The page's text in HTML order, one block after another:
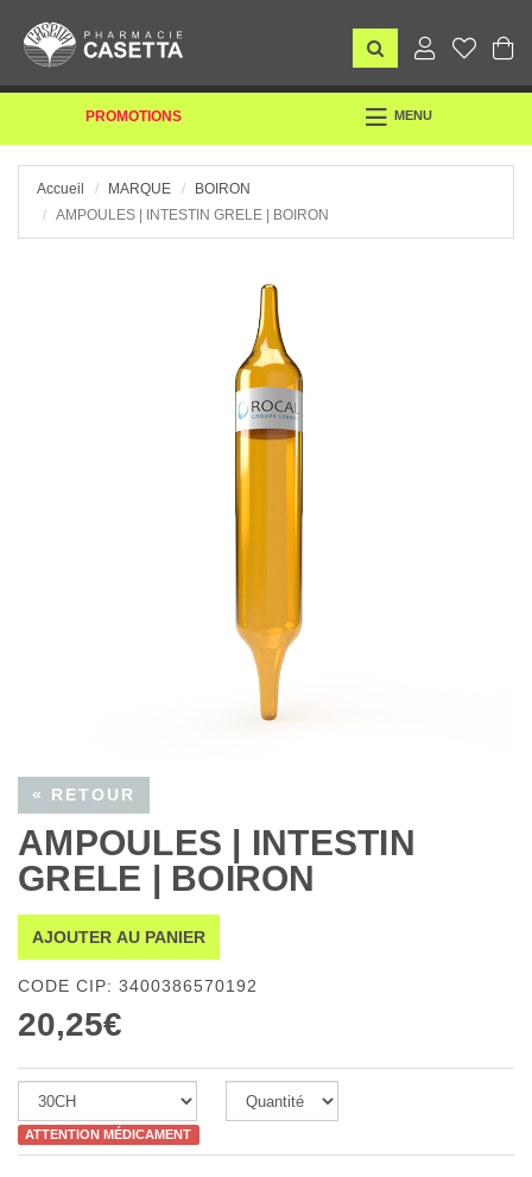
PROMOTIONS
TOGGLE
MENU
Accueil MARQUE
BOIRON
AMPOULES | INTESTIN GRELE | BOIRON
« RETOUR
AMPOULES | INTESTIN
GRELE | BOIRON
AJOUTER AU PANIER
CODE CIP: 3400386570192
20,25€
ATTENTION MÉDICAMENT